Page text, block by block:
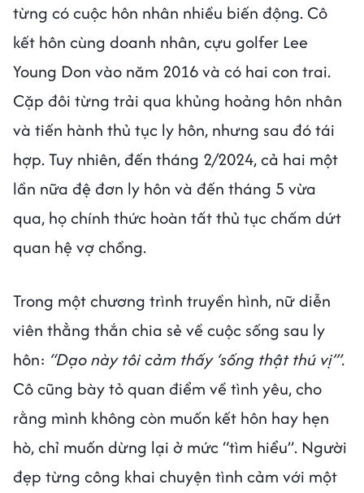
từng có cuộc hôn nhân nhiều biến động. Cô
kết hôn cùng doanh nhân, cựu golfer Lee
Young Don vào năm 2016 và có hai con trai.
Cặp đôi từng trải qua khủng hoảng hôn nhân
và tiến hành thủ tục ly hôn, nhưng sau đó tái
hợp. Tuy nhiên, đến tháng 2/2024, cả hai một
lần nữa đệ đơn ly hôn và đến tháng 5 vừa
qua, họ chính thức hoàn tất thủ tục chấm dứt
quan hệ vợ chồng.
Trong một chương trình truyền hình, nữ diễn
viên thẳng thắn chia sẻ về cuộc sống sau ly
hôn: “Dạo này tôi cảm thấy ‘sống thật thú vị’”.
Cô cũng bày tỏ quan điểm về tình yêu, cho
rằng mình không còn muốn kết hôn hay hẹn
hò, chỉ muốn dừng lại ở mức “tìm hiểu”. Người
đẹp từng công khai chuyện tình cảm với một